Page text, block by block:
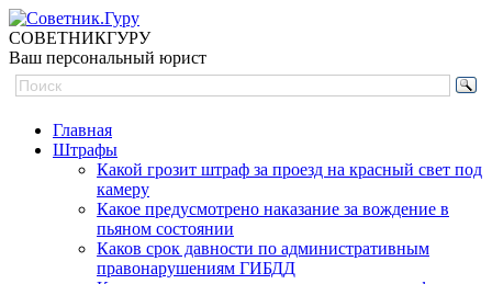
СОВЕТНИКГУРУ
Ваш персональный юрист
Главная
Штрафы
Какой грозит штраф за проезд на красный свет под
камеру
Какое предусмотрено наказание за вождение в
пьяном состоянии
Каков срок давности по административным
правонарушениям ГИБДД